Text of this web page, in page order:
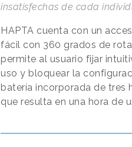
insatisfechas de cada
HAPTA cuenta con un
fácil con 360 grados de
permite al usuario fijar
uso y bloquear la
batería incorporada de tres
que resulta en una hora de